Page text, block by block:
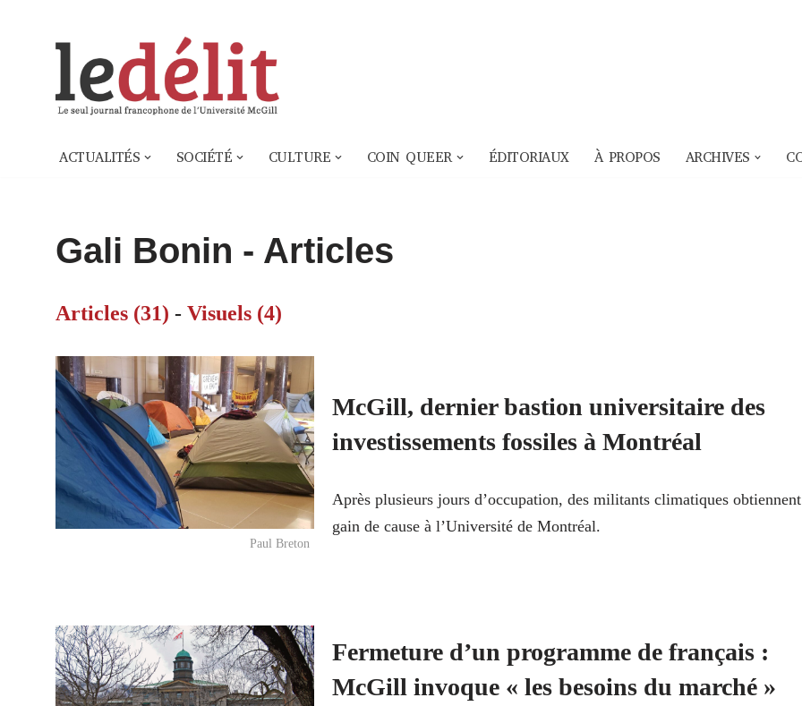
ACTUALITÉS SOCIÉTÉ CULTURE COIN QUEER ÉDITORIAUX À PROPOS ARCHIVES
Gali Bonin - Articles
Articles (31) - Visuels (4)
Paul Breton
McGill, dernier bastion universitaire des
investissements fossiles à Montréal
Après plusieurs jours d’occupation, des militants climatiques obtiennent
gain de cause à l’Université de Montréal.
Fermeture d’un programme de français :
McGill invoque « les besoins du marché »